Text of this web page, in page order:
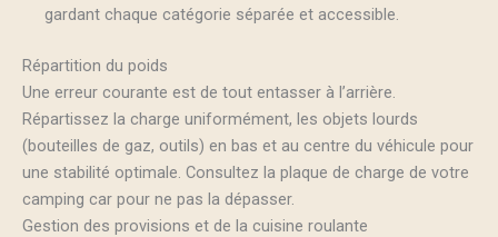
gardant chaque catégorie séparée et accessible.
Répartition du poids
Une erreur courante est de tout entasser à l’arrière.
Répartissez la charge uniformément, les objets lourds
(bouteilles de gaz, outils) en bas et au centre du véhicule pour
une stabilité optimale. Consultez la plaque de charge de votre
camping car pour ne pas la dépasser.
Gestion des provisions et de la cuisine roulante